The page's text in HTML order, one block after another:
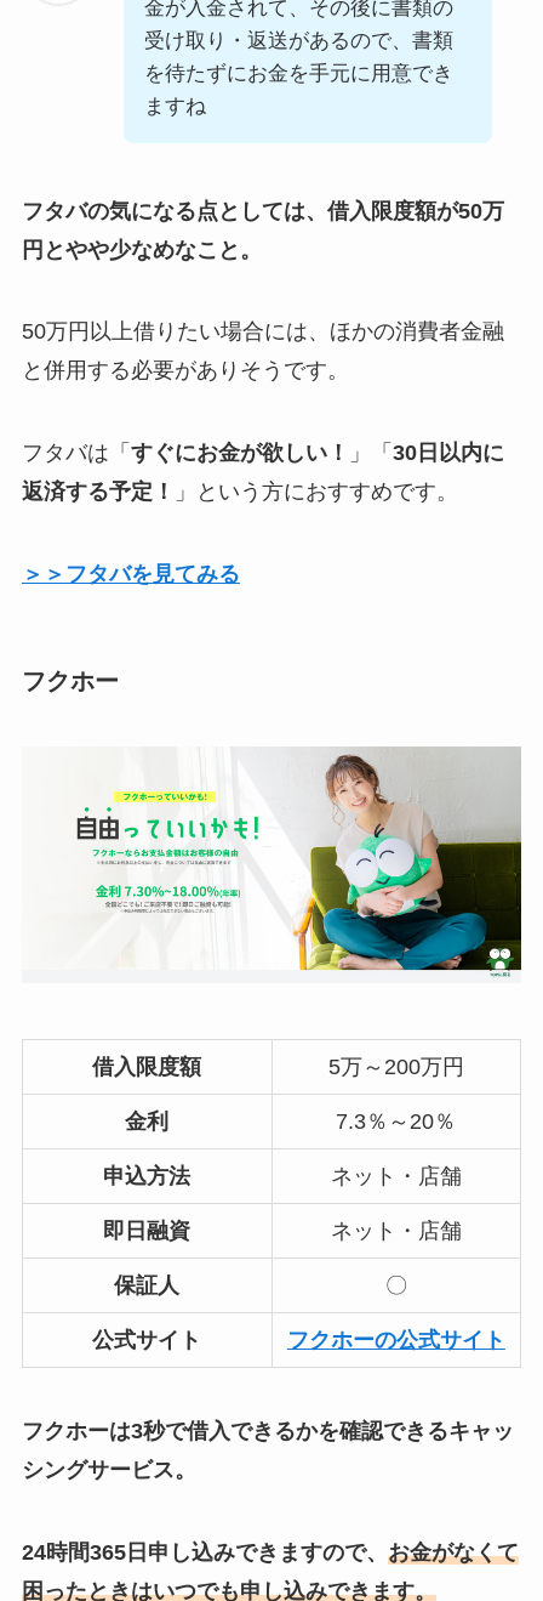
金が入金されて、その後に書類の
受け取り・返送があるので、書類
を待たずにお金を手元に用意でき
ますね
フタバの気になる点としては、借入限度額が50万
円とやや少なめなこと。
50万円以上借りたい場合には、ほかの消費者金融
と併用する必要がありそうです。
フタバは「 すぐにお金が欲しい！ 」「 30日以内に
返済する予定！
」という方におすすめです。
＞＞フタバを見てみる
フクホー
借入限度額 5万～200万円
金利 7.3％～20％
申込方法 ネット・店舗
即日融資 ネット・店舗
保証人 〇
公式サイト フクホーの公式サイト
フクホーは3秒で借入できるかを確認できるキャッ
シングサービス。
24時間365日申し込みできますので、 お金がなくて
困ったときはいつでも申し込みできます。